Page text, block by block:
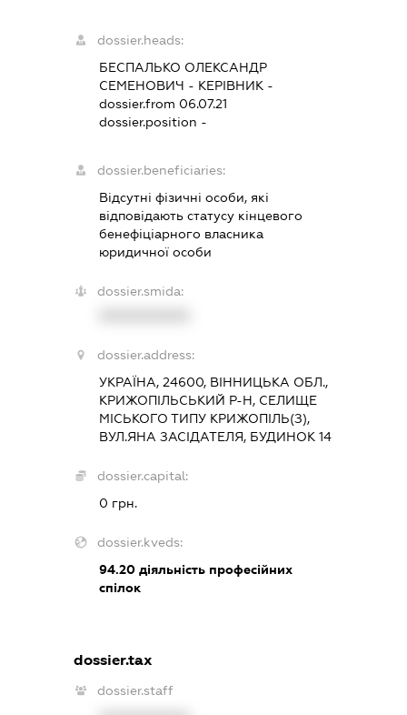
dossier.heads:
БЕСПАЛЬКО ОЛЕКСАНДР
СЕМЕНОВИЧ - КЕРІВНИК -
dossier.from 06.07.21
dossier.position -
dossier.beneficiaries:
Відсутні фізичні особи, які
відповідають статусу кінцевого
бенефіціарного власника
юридичної особи
dossier.smida:
dossier.address:
УКРАЇНА, 24600, ВІННИЦЬКА ОБЛ.,
КРИЖОПІЛЬСЬКИЙ Р-Н, СЕЛИЩЕ
МІСЬКОГО ТИПУ КРИЖОПІЛЬ(З),
ВУЛ.ЯНА ЗАСІДАТЕЛЯ, БУДИНОК 14
dossier.capital:
0 грн.
dossier.kveds:
94.20діяльність професійних
спілок
dossier.tax
dossier.staff